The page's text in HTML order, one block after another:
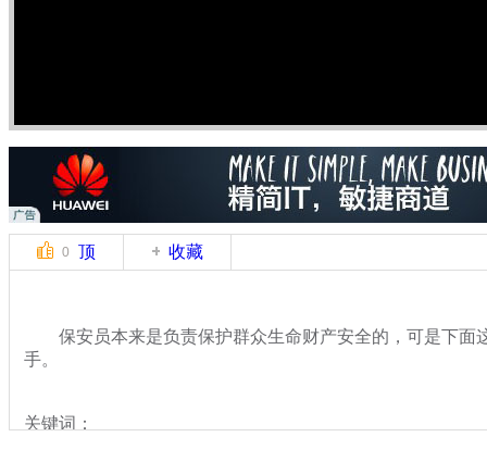
0 顶 收藏
保安员本来是负责保护群众生命财产安全的，可是下面
手。
关键词：